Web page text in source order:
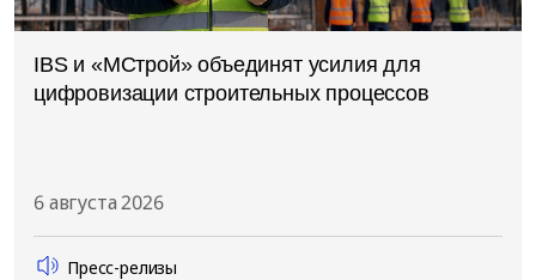
IBS и «МСтрой» объединят усилия для
цифровизации строительных процессов
6 августа 2026
Пресс-релизы